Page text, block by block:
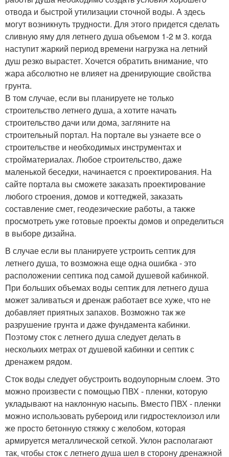
отвода и быстрой утилизации сточной воды. А здесь
могут возникнуть трудности. Для этого придется сделать
сливную яму для летнего душа объемом 1-2 м 3. когда
наступит жаркий период времени нагрузка на летний
душ резко вырастет. Хочется обратить внимание, что
жара абсолютно не влияет на дренирующие свойства
грунта.
В том случае, если вы планируете не только
строительство летнего душа, а хотите начать
строительство дачи или дома, загляните на
строительный портал. На портале вы узнаете все о
строительстве и необходимых инструментах и
стройматериалах. Любое строительство, даже
маленькой беседки, начинается с проектирования. На
сайте портала вы сможете заказать проектирование
любого строения, домов и коттеджей, заказать
составление смет, геодезические работы, а также
просмотреть уже готовые проекты домов и определиться
в выборе дизайна.
В случае если вы планируете устроить септик для
летнего душа, то возможна еще одна ошибка - это
расположении септика под самой душевой кабинкой.
При больших объемах воды септик для летнего душа
может заливаться и дренаж работает все хуже, что не
добавляет приятных запахов. Возможно так же
разрушение грунта и даже фундамента кабинки.
Поэтому сток с летнего душа следует делать в
нескольких метрах от душевой кабинки и септик с
дренажем рядом.
Сток воды следует обустроить водоупорным слоем. Это
можно произвести с помощью ПВХ - пленки, которую
укладывают на наклонную насыпь. Вместо ПВХ - пленки
можно использовать рубероид или гидростеклоизол или
же просто бетонную стяжку с желобом, которая
армируется металлической сеткой. Уклон располагают
так, чтобы сток с летнего душа шел в сторону дренажной